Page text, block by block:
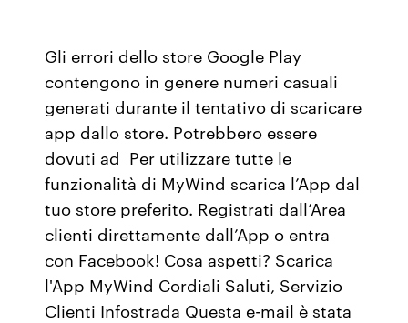
Gli errori dello store Google Play
contengono in genere numeri casuali
generati durante il tentativo di scaricare
app dallo store. Potrebbero essere
dovuti ad Per utilizzare tutte le
funzionalità di MyWind scarica l’App dal
tuo store preferito. Registrati dall’Area
clienti direttamente dall’App o entra
con Facebook! Cosa aspetti? Scarica
l'App MyWind Cordiali Saluti, Servizio
Clienti Infostrada Questa e-mail è stata